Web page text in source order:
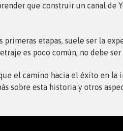
que construir un canal
primeras etapas, suele ser la
es poco común, no debe
el camino hacia el éxito en
sobre esta historia y otros